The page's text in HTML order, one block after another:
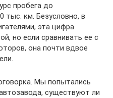
пробега до
тыс. км. Безусловно, в
эта цифра
но если сравнивать ее с
она почти вдвое
Мы попытались
существуют ли